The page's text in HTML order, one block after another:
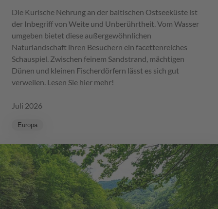
Die Kurische Nehrung an der baltischen Ostseeküste ist
der Inbegriff von Weite und Unberührtheit. Vom Wasser
umgeben bietet diese außergewöhnlichen
Naturlandschaft ihren Besuchern ein facettenreiches
Schauspiel. Zwischen feinem Sandstrand, mächtigen
Dünen und kleinen Fischerdörfern lässt es sich gut
verweilen. Lesen Sie hier mehr!
Juli 2026
Europa